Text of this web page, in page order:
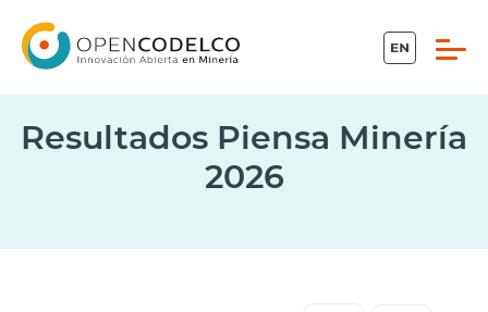
Resultados Piensa Minería
2026